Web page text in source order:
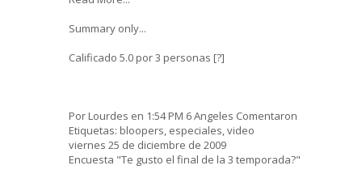
Summary only...
Calificado 5.0 por 3 personas [?]
Por Lourdes en 1:54 PM 6 Angeles Comentaron
Etiquetas: bloopers, especiales, video
viernes 25 de diciembre de 2009
Encuesta "Te gusto el final de la 3 temporada?"